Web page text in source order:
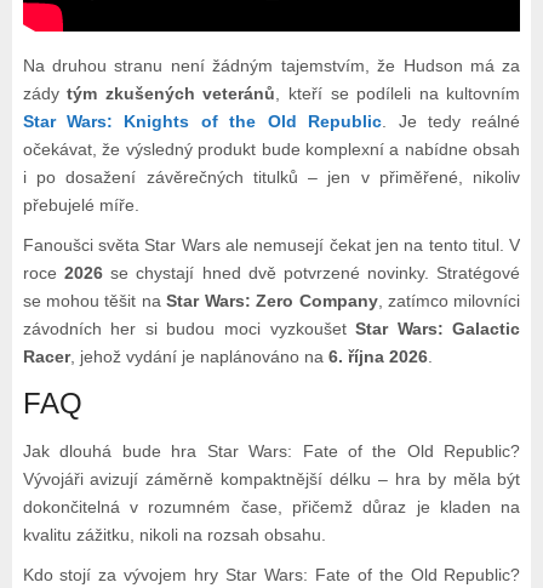
Na druhou stranu není žádným tajemstvím, že Hudson má za
zádytým zkušených veteránů , kteří se podíleli na kultovním
Star Wars: Knights of the Old Republic . Je tedy reálné
očekávat, že výsledný produkt bude komplexní a nabídne obsah
i po dosažení závěrečných titulků – jen v přiměřené, nikoliv
přebujelé míře.
Fanoušci světa Star Wars ale nemusejí čekat jen na tento titul. V
roce 2026se chystají hned dvě potvrzené novinky. Stratégové
se mohou těšit naStar Wars: Zero Company, zatímco milovníci
závodních her si budou moci vyzkoušetStar Wars: Galactic
Racer, jehož vydání je naplánováno na 6. října 2026.
FAQ
Jak dlouhá bude hra Star Wars: Fate of the Old Republic?
Vývojáři avizují záměrně kompaktnější délku – hra by měla být
dokončitelná v rozumném čase, přičemž důraz je kladen na
kvalitu zážitku, nikoli na rozsah obsahu.
Kdo stojí za vývojem hry Star Wars: Fate of the Old Republic?